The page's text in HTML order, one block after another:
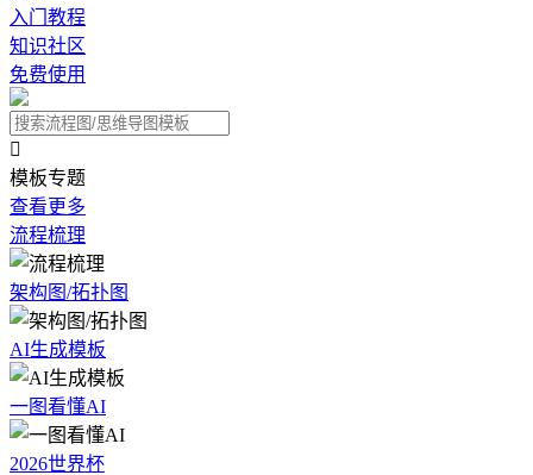
入门教程
知识社区
免费使用

模板专题
查看更多
流程梳理
架构图/拓扑图
AI生成模板
一图看懂AI
2026世界杯